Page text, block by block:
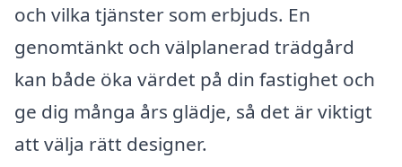
och vilka tjänster som erbjuds. En
genomtänkt och välplanerad trädgård
kan både öka värdet på din fastighet och
ge dig många års glädje, så det är viktigt
att välja rätt designer.